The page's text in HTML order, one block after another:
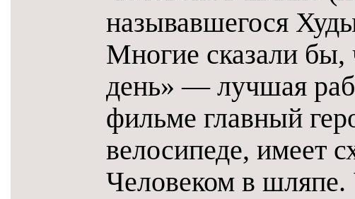
называвшегося
Многие сказали
день» — лучшая
фильме главный
велосипеде, имеет
Человеком в шляпе.